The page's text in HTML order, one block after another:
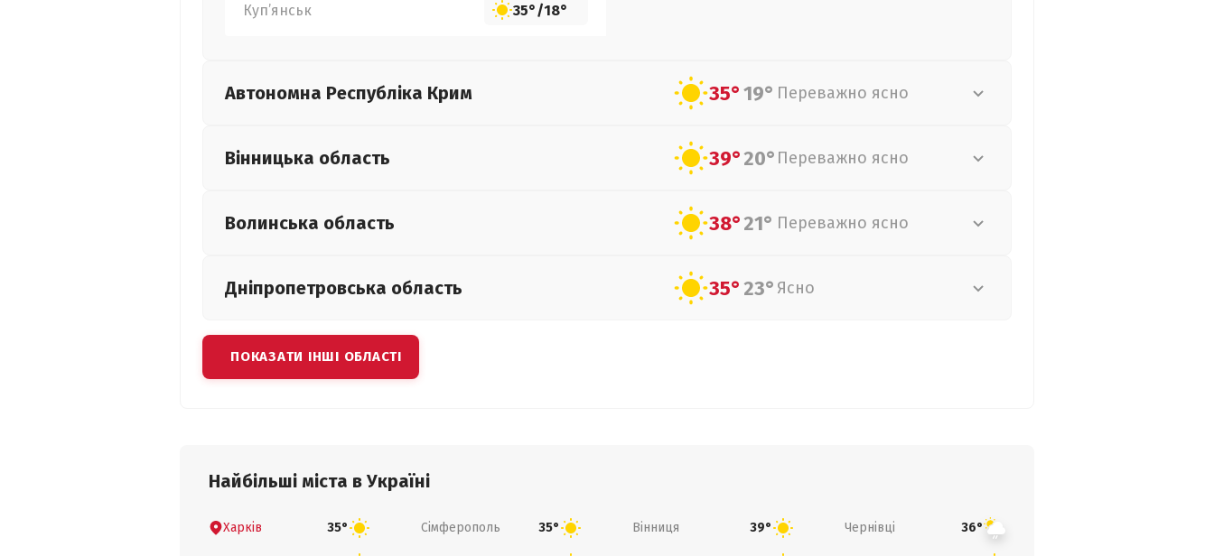
Куп’янськ 35°/18°
Автономна Республіка Крим 35°19° Переважно ясно
Вінницька область 39°20° Переважно ясно
Волинська область 38°21° Переважно ясно
Дніпропетровська область 35°23° Ясно
ПОКАЗАТИ ІНШІ ОБЛАСТІ
Найбільші міста в Україні
Харків 35° Сімферополь 35° Вінниця 39° Чернівці 36°